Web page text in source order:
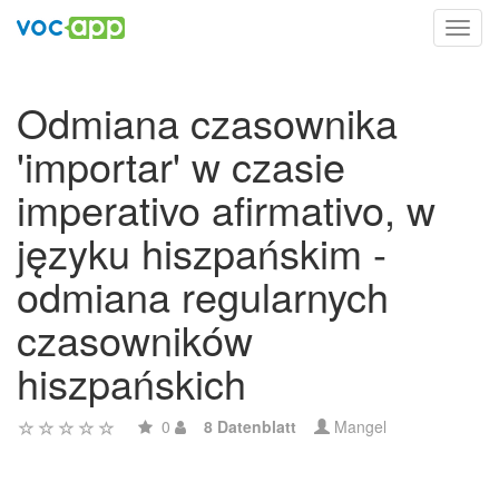
Odmiana czasownika
'importar' w czasie
imperativo afirmativo, w
języku hiszpańskim -
odmiana regularnych
czasowników
hiszpańskich
0 8 Datenblatt Mangel